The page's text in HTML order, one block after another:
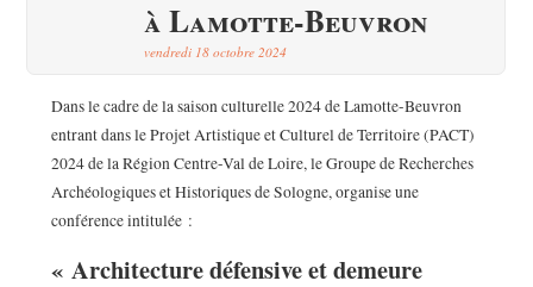
à Lamotte-Beuvron
vendredi 18 octobre 2024
Dans le cadre de la saison culturelle 2024 de Lamotte-Beuvron
entrant dans le Projet Artistique et Culturel de Territoire (PACT)
2024 de la Région Centre-Val de Loire, le Groupe de Recherches
Archéologiques et Historiques de Sologne, organise une
conférence intitulée :
« Architecture défensive et demeure